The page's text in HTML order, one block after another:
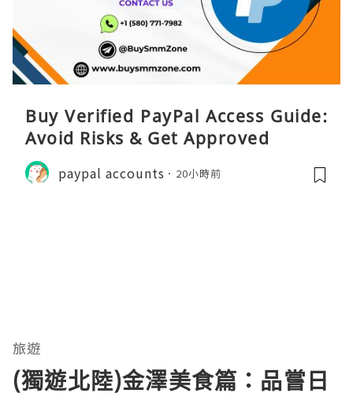
Buy Verified PayPal Access Guide:
Avoid Risks & Get Approved
paypal accounts 20小時前
旅遊
(獨遊北陸)金澤美食篇：品嘗日